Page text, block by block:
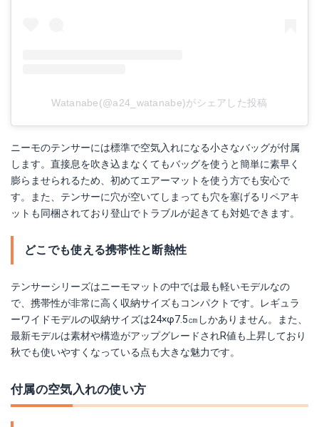
Watanabe(@a24_watanabe)がシェアした投稿
ニーモのテンサーには標準で空気入れになる小さなバッグが付属
します。直接息を吹き込まなくてもバッグを使うと簡単に素早く
膨らませられるため、初めてエアーマットを使う方でも安心で
す。また、テンサーに穴が空いてしまっても穴を塞げるリペアキ
ットも同梱されており登山でトラブルが起きても対処できます。
どこでも使える携帯性と断熱性
テンサーシリーズはニーモマットの中では最も軽いモデルなの
で、携帯性が非常に高く収納サイズもコンパクトです。レギュラ
ーワイドモデルの収納サイズは24×φ7.5㎝しかありません。また、
最新モデルは素材や構造がアップグレードされR値も上昇しており
秋でも使いやすくなっている点も大きな魅力です。
付属の空気入れの使い方